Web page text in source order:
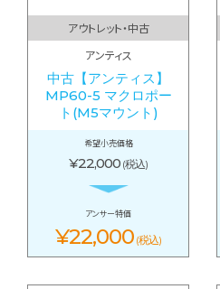
アウトレット・中古
アンティス
中古【アンティス】
MP60-5 マクロポー
ト(M5マウント)
希望小売価格
¥22,000 (税込)
アンサー特価
¥22,000 (税込)